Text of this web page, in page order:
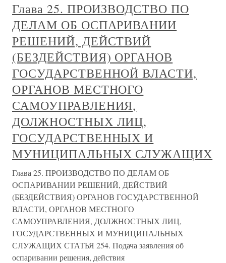
Глава 25. ПРОИЗВОДСТВО ПО
ДЕЛАМ ОБ ОСПАРИВАНИИ
РЕШЕНИЙ, ДЕЙСТВИЙ
(БЕЗДЕЙСТВИЯ) ОРГАНОВ
ГОСУДАРСТВЕННОЙ ВЛАСТИ,
ОРГАНОВ МЕСТНОГО
САМОУПРАВЛЕНИЯ,
ДОЛЖНОСТНЫХ ЛИЦ,
ГОСУДАРСТВЕННЫХ И
МУНИЦИПАЛЬНЫХ СЛУЖАЩИХ
Глава 25. ПРОИЗВОДСТВО ПО ДЕЛАМ ОБ
ОСПАРИВАНИИ РЕШЕНИЙ, ДЕЙСТВИЙ
(БЕЗДЕЙСТВИЯ) ОРГАНОВ ГОСУДАРСТВЕННОЙ
ВЛАСТИ, ОРГАНОВ МЕСТНОГО
САМОУПРАВЛЕНИЯ, ДОЛЖНОСТНЫХ ЛИЦ,
ГОСУДАРСТВЕННЫХ И МУНИЦИПАЛЬНЫХ
СЛУЖАЩИХ СТАТЬЯ 254. Подача заявления об
оспаривании решения, действия